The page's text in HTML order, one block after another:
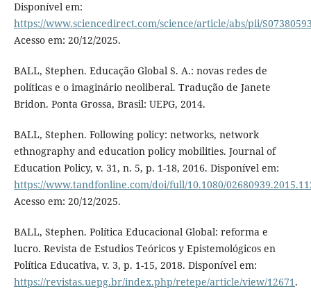
Disponível em:
https://www.sciencedirect.com/science/article/abs/pii/
Acesso em: 20/12/2025.
BALL, Stephen. Educação Global S. A.: novas redes de
políticas e o imaginário neoliberal. Tradução de Janete
Bridon. Ponta Grossa, Brasil: UEPG, 2014.
BALL, Stephen. Following policy: networks, network
ethnography and education policy mobilities. Journal of
Education Policy, v. 31, n. 5, p. 1-18, 2016. Disponível em:
https://www.tandfonline.com/doi/full/10.1080/
Acesso em: 20/12/2025.
BALL, Stephen. Política Educacional Global: reforma e
lucro. Revista de Estudios Teóricos y Epistemológicos en
Política Educativa, v. 3, p. 1-15, 2018. Disponível em:
https://revistas.uepg.br/index.php/retepe/article/view/12671 .